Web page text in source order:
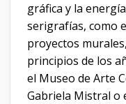
gráfica y la
serigrafías, como
proyectos
principios de los
el Museo de Arte
Gabriela Mistral o